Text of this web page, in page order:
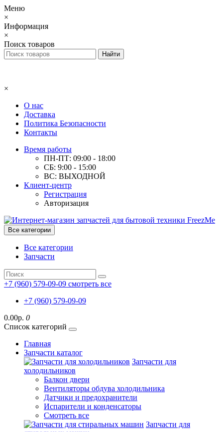
Меню
×
Информация
×
Поиск товаров
×
О нас
Доставка
Политика Безопасности
Контакты
Время работы
ПН-ПТ: 09:00 - 18:00
СБ: 9:00 - 15:00
ВС: ВЫХОДНОЙ
Клиент-центр
Регистрация
Авторизация
Все категории
Все категории
Запчасти
+7 (960) 579-09-09 смотреть все
+7 (960) 579-09-09
0.00р. 0
Список категорий
Главная
Запчасти каталог
Запчасти для
холодильников
Балкон двери
Вентиляторы обдува холодильника
Датчики и предохранители
Испарители и конденсаторы
Смотреть все
Запчасти для